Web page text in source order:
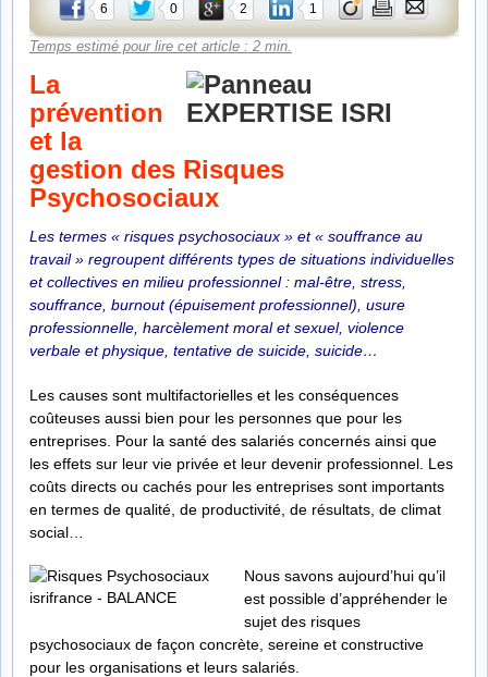
6 0 2 1
Temps estimé pour lire cet article : 2 min.
La
prévention
et la
gestion des Risques
Psychosociaux
Les termes « risques psychosociaux » et « souffrance au
travail » regroupent différents types de situations individuelles
et collectives en milieu professionnel : mal-être, stress,
souffrance, burnout (épuisement professionnel), usure
professionnelle, harcèlement moral et sexuel, violence
verbale et physique, tentative de suicide, suicide…
Les causes sont multifactorielles et les conséquences
coûteuses aussi bien pour les personnes que pour les
entreprises. Pour la santé des salariés concernés ainsi que
les effets sur leur vie privée et leur devenir professionnel. Les
coûts directs ou cachés pour les entreprises sont importants
en termes de qualité, de productivité, de résultats, de climat
social…
Nous savons aujourd’hui qu’il
est possible d’appréhender le
sujet des risques
psychosociaux de façon concrète, sereine et constructive
pour les organisations et leurs salariés.